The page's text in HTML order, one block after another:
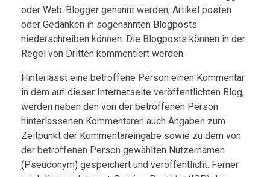
oder Web-Blogger genannt werden, Artikel posten
oder Gedanken in sogenannten Blogposts
niederschreiben können. Die Blogposts können in der
Regel von Dritten kommentiert werden.
Hinterlässt eine betroffene Person einen Kommentar
in dem auf dieser Internetseite veröffentlichten Blog,
werden neben den von der betroffenen Person
hinterlassenen Kommentaren auch Angaben zum
Zeitpunkt der Kommentareingabe sowie zu dem von
der betroffenen Person gewählten Nutzernamen
(Pseudonym) gespeichert und veröffentlicht. Ferner